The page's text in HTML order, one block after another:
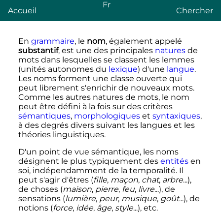
Accueil
Fr
Chercher
En grammaire, le nom, également appelé
substantif, est une des principales naturesde
mots dans lesquelles se classent les lemmes
(unités autonomes du lexique) d'une langue.
Les noms forment une classe ouverte qui
peut librement s'enrichir de nouveaux mots.
Comme les autres natures de mots, le nom
peut être défini à la fois sur des critères
sémantiques, morphologiqueset syntaxiques,
à des degrés divers suivant les langues et les
théories linguistiques.
D'un point de vue sémantique, les noms
désignent le plus typiquement des entitésen
soi, indépendamment de la temporalité. Il
peut s'agir d'êtres (fille, maçon, chat, arbre...),
de choses (maison, pierre, feu, livre...), de
sensations (lumière, peur, musique, goût...), de
notions (force, idée, âge, style...), etc.